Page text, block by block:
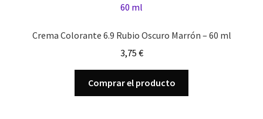
Crema Colorante 6.9 Rubio Oscuro Marrón – 60 ml
3,75 €
Comprar el producto